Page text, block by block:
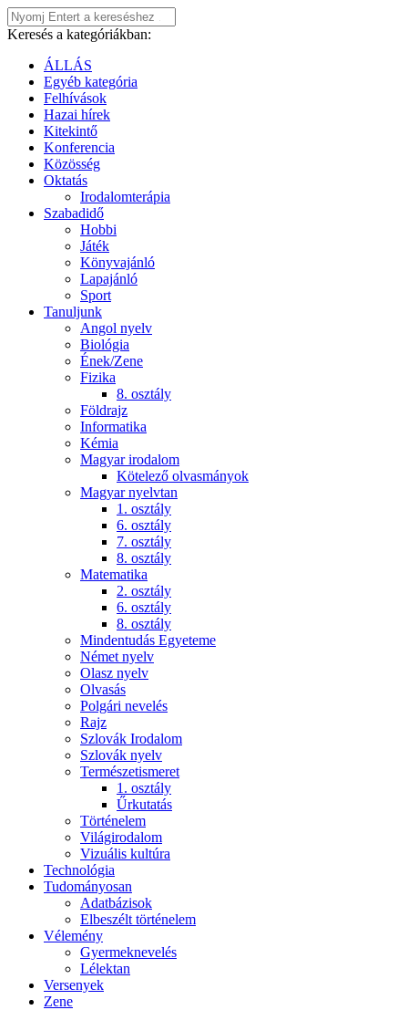
Keresés a kategóriákban:
ÁLLÁS
Egyéb kategória
Felhívások
Hazai hírek
Kitekintő
Konferencia
Közösség
Oktatás
Irodalomterápia
Szabadidő
Hobbi
Játék
Könyvajánló
Lapajánló
Sport
Tanuljunk
Angol nyelv
Biológia
Ének/Zene
Fizika
8. osztály
Földrajz
Informatika
Kémia
Magyar irodalom
Kötelező olvasmányok
Magyar nyelvtan
1. osztály
6. osztály
7. osztály
8. osztály
Matematika
2. osztály
6. osztály
8. osztály
Mindentudás Egyeteme
Német nyelv
Olasz nyelv
Olvasás
Polgári nevelés
Rajz
Szlovák Irodalom
Szlovák nyelv
Természetismeret
1. osztály
Űrkutatás
Történelem
Világirodalom
Vizuális kultúra
Technológia
Tudományosan
Adatbázisok
Elbeszélt történelem
Vélemény
Gyermeknevelés
Lélektan
Versenyek
Zene